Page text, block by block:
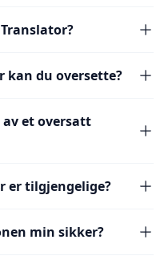
du oversette?
et oversatt
er tilgjengelige?
min sikker?